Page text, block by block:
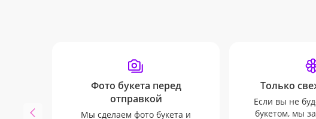
Фото букета перед
отправкой
Мы сделаем фото букета и
Только
Если вы не
букетом, мы